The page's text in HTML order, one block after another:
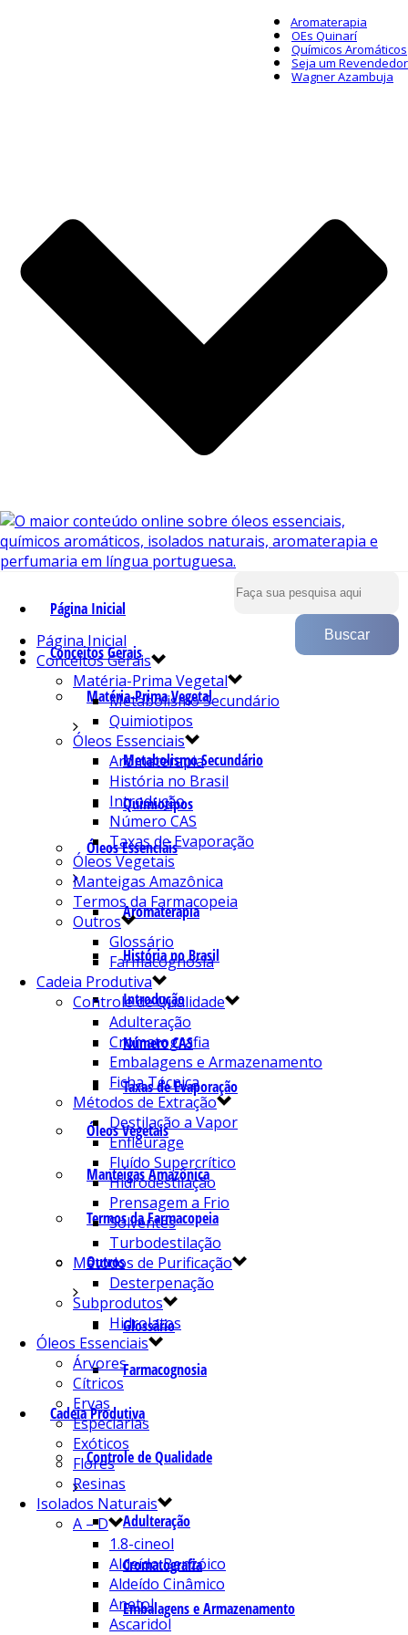
Aromaterapia
OEs Quinarí
Químicos Aromáticos
Seja um Revendedor
Wagner Azambuja
Página Inicial
Conceitos Gerais
Matéria-Prima Vegetal
Metabolismo Secundário
Quimiotipos
Óleos Essenciais
Aromaterapia
História no Brasil
Introdução
Número CAS
Taxas de Evaporação
Óleos Vegetais
Manteigas Amazônica
Termos da Farmacopeia
Outros
Glossário
Farmacognosia
Cadeia Produtiva
Controle de Qualidade
Adulteração
Cromatografia
Embalagens e Armazenamento
Página Inicial
Conceitos Gerais
Matéria-Prima Vegetal
Metabolismo Secundário
Quimiotipos
Óleos Essenciais
Aromaterapia
História no Brasil
Introdução
Número CAS
Taxas de Evaporação
Óleos Vegetais
Manteigas Amazônica
Termos da Farmacopeia
Outros
Glossário
Farmacognosia
Cadeia Produtiva
Controle de Qualidade
Adulteração
Cromatografia
Embalagens e Armazenamento
Ficha Técnica
Métodos de Extração
Destilação a Vapor
Enfleurage
Fluído Supercrítico
Hidrodestilação
Prensagem a Frio
Solventes
Turbodestilação
Métodos de Purificação
Desterpenação
Subprodutos
Hidrolatos
Óleos Essenciais
Árvores
Cítricos
Ervas
Especiarias
Exóticos
Flores
Resinas
Isolados Naturais
A – D
1.8-cineol
Aldeído Benzóico
Aldeído Cinâmico
Anetol
Ascaridol